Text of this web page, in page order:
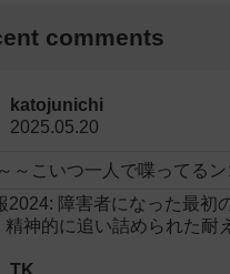
comments
katojunichi
2025.05.20
～こいつ一人で喋ってる
2024: 障害者になった最初
精神的に追い詰められた耐